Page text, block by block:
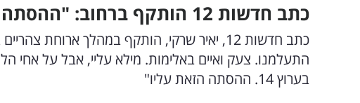
כתב חדשות 12 הותקף ברחוב: "ההסתה על ינון מגל"
כתב חדשות 12, יאיר שרקי, הותקף במהלך
התעלמנו. צעק ואיים באלימות. מילא עליי, אבל על אחי
בערוץ 14. ההסתה הזאת עליו"